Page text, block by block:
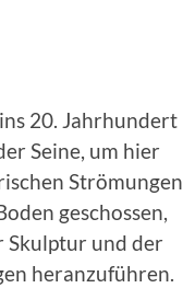
20. Jahrhundert
Seine, um hier
Strömungen
geschossen,
Skulptur und der
heranzuführen.